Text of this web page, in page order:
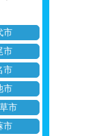
市
市
市
市
市
市